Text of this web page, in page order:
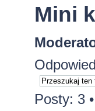
Mini
Posty: 3